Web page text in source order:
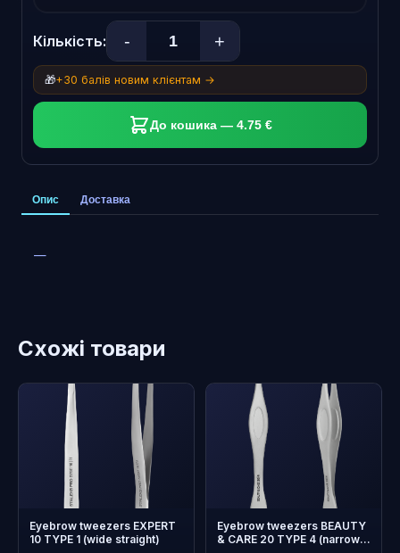
Кількість: - +
🎁+30 балів новим клієнтам →
До кошика — 4.75 €
Опис Доставка
—
Схожі товари
Eyebrow tweezers EXPERT
10 TYPE 1 (wide straight)
Eyebrow tweezers BEAUTY
& CARE 20 TYPE 4 (narrow